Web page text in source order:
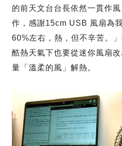
的前天文台台長依然一貫作
作，感謝15cm USB 風扇為
60%左右，熱，但不辛苦。
酷熱天氣下也要從迷你風扇
量「溫柔的風」解熱。